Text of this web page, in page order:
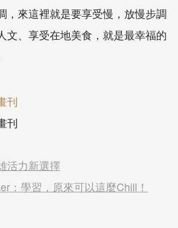
，來這裡就是要享受慢，放慢步調
文、享受在地美食，就是最幸福的
刊
刊
活力新選擇
：學習，原來可以這麼Chill！